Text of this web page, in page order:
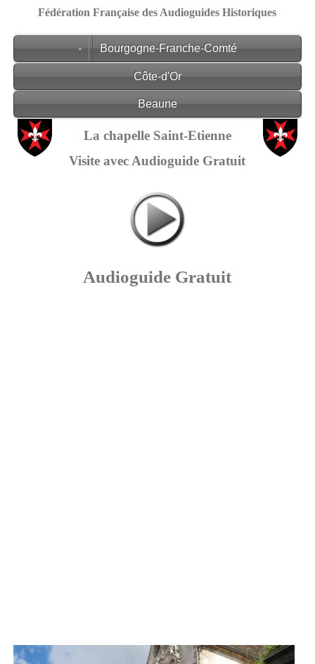
Fédération Française des Audioguides Historiques
- Bourgogne-Franche-Comté
Côte-d'Or
Beaune
La chapelle Saint-Etienne
Visite avec Audioguide Gratuit
Audioguide Gratuit